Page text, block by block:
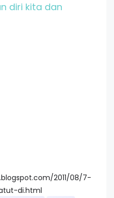
diri kita dan
2011/08/7-
di.html